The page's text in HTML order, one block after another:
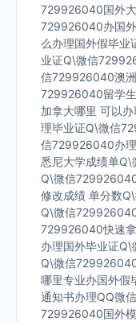
729926040国外
729926040办国
么办理国外假毕
业证Q\微信
信729926040澳
729926040留学
加拿大哪里 可以
理毕业证Q\微信
信729926040办
悉尼大学成绩单
Q\微信
修改成绩 单分数
Q\微信
729926040快速
办理国外毕业证
Q\微信
哪里专业办国外
通知书办理QQ微
729926040国外